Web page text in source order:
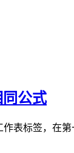
公式
表标签，在